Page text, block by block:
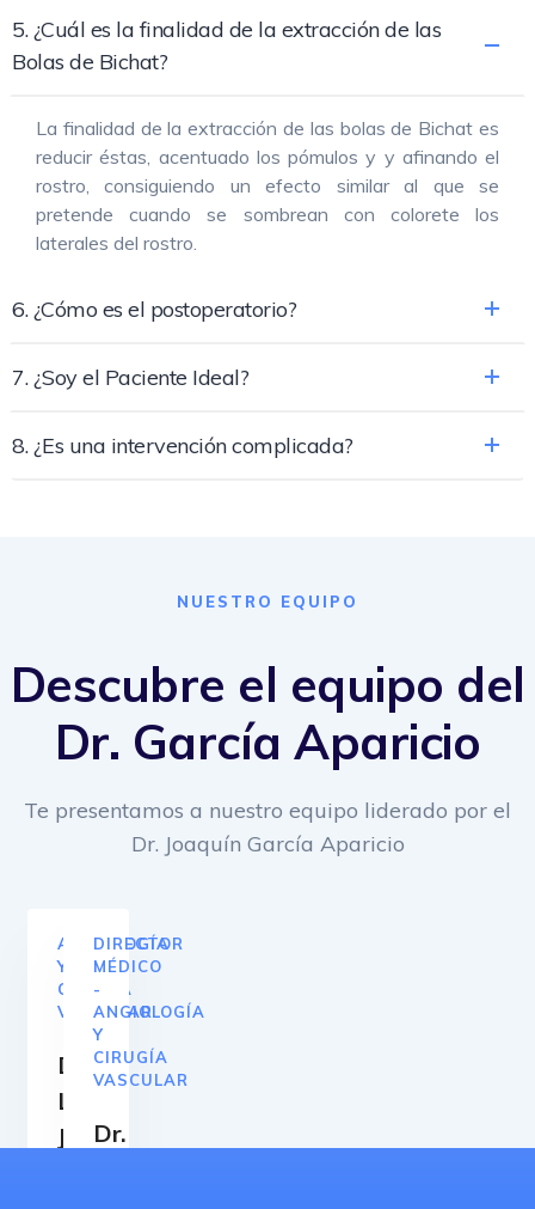
5. ¿Cuál es la finalidad de la extracción de las
Bolas de Bichat?
La finalidad de la extracción de las bolas de Bichat es
reducir éstas, acentuado los pómulos y y afinando el
rostro, consiguiendo un efecto similar al que se
pretende cuando se sombrean con colorete los
laterales del rostro.
6. ¿Cómo es el postoperatorio?
7. ¿Soy el Paciente Ideal?
8. ¿Es una intervención complicada?
NUESTRO EQUIPO
Descubre el equipo del
Dr. García Aparicio
Te presentamos a nuestro equipo liderado por el
Dr. Joaquín García Aparicio
ANGIOLOGÍA
Y
CIRUGÍA
VASCULAR
Dra.
Laura
Juárez
DIRECTOR
MÉDICO
-
ANGIOLOGÍA
Y
CIRUGÍA
VASCULAR
Dr.